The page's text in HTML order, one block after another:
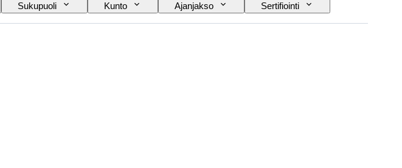
Sukupuoli Kunto Ajanjakso
Sertifiointi
Kellon rannekkeen materiaali Aikakausi
Tehoreservi